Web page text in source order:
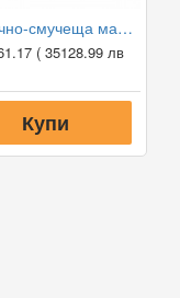
Метачно-смучеща машина Karcher KM 100/100 R G
( 35128.99 лв
Купи